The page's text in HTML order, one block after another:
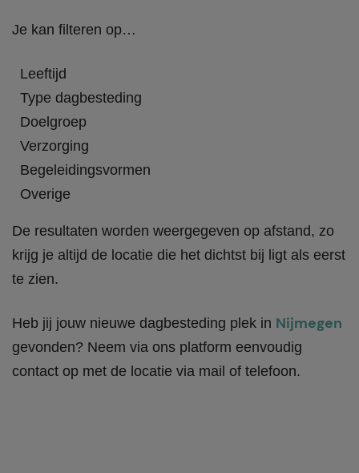
Je kan filteren op…
Leeftijd
Type dagbesteding
Doelgroep
Verzorging
Begeleidingsvormen
Overige
De resultaten worden weergegeven op afstand, zo
krijg je altijd de locatie die het dichtst bij ligt als eerst
te zien.
Heb jij jouw nieuwe dagbesteding plek in Nijmegen
gevonden? Neem via ons platform eenvoudig
contact op met de locatie via mail of telefoon.